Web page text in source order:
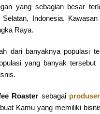
yang sebagian besar
Indonesia. Kawasan
Raya.
dari banyaknya populasi
yang banyak tersebut
Roaster sebagai
Kamu yang memiliki